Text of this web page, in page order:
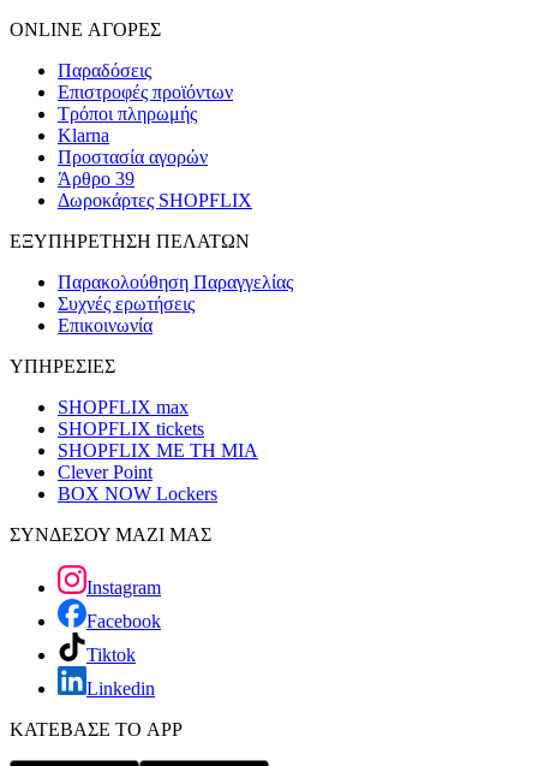
ONLINE ΑΓΟΡΕΣ
Παραδόσεις
Επιστροφές προϊόντων
Τρόποι πληρωμής
Klarna
Προστασία αγορών
Άρθρο 39
Δωροκάρτες SHOPFLIX
ΕΞΥΠΗΡΕΤΗΣΗ ΠΕΛΑΤΩΝ
Παρακολούθηση Παραγγελίας
Συχνές ερωτήσεις
Επικοινωνία
ΥΠΗΡΕΣΙΕΣ
SHOPFLIX max
SHOPFLIX tickets
SHOPFLIX ΜΕ ΤΗ ΜΙΑ
Clever Point
BOX NOW Lockers
ΣΥΝΔΕΣΟΥ ΜΑΖΙ ΜΑΣ
Instagram
Facebook
Tiktok
Linkedin
ΚΑΤΕΒΑΣΕ ΤΟ APP